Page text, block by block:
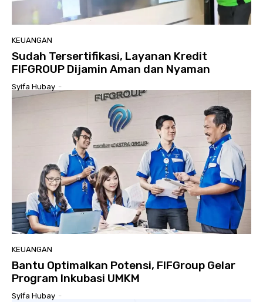
KEUANGAN
Sudah Tersertifikasi, Layanan Kredit
FIFGROUP Dijamin Aman dan Nyaman
Syifa Hubay -
KEUANGAN
Bantu Optimalkan Potensi, FIFGroup Gelar
Program Inkubasi UMKM
Syifa Hubay -